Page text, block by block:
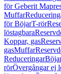
för Geberit
Muffar
för BöjarT-rör
löstagbara
Koppar, gas
gasMuffar
Reduceringar
rörÖvergångar ej